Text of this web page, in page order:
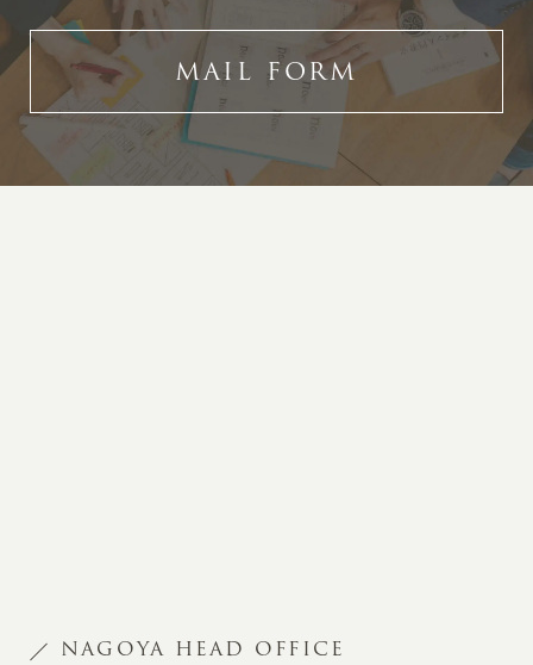
MAIL FORM
NAGOYA HEAD OFFICE